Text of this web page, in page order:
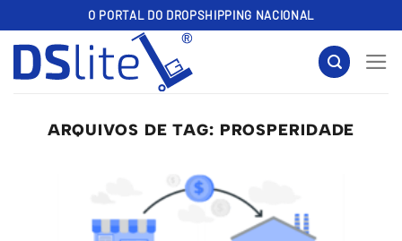
to
content
O PORTAL DO DROPSHIPPING NACIONAL
ARQUIVOS DE TAG: PROSPERIDADE